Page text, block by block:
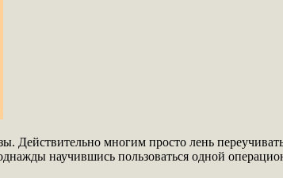
многим просто лень
научившись пользоваться одной